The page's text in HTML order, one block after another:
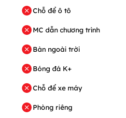
Chỗ để ô tô
MC dẫn chương trình
Bàn ngoài trời
Bóng đá K+
Chỗ để xe máy
Phòng riêng